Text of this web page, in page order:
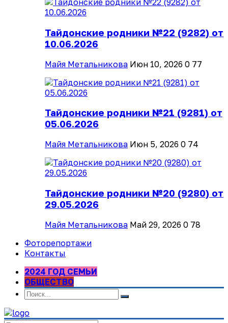
Тайдонские родники №22 (9282) от
10.06.2026
Майя Метальникова Июн 10, 2026 0 77
Тайдонские родники №21 (9281) от
05.06.2026
Майя Метальникова Июн 5, 2026 0 74
Тайдонские родники №20 (9280) от
29.05.2026
Майя Метальникова Май 29, 2026 0 78
Фоторепортажи
Контакты
2024 ГОД СЕМЬИ
ОБЩЕСТВО